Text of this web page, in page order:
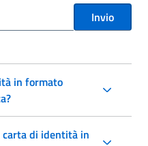
Invio
in formato
carta di identità in